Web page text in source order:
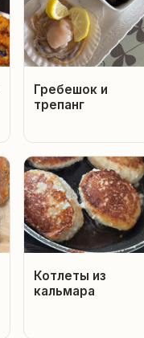
Гребешок и
трепанг
Котлеты из
кальмара